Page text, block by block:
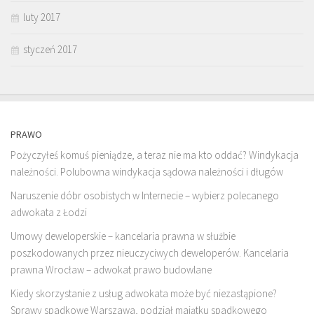
luty 2017
styczeń 2017
PRAWO
Pożyczyłeś komuś pieniądze, a teraz nie ma kto oddać? Windykacja
należności. Polubowna windykacja sądowa należności i długów
Naruszenie dóbr osobistych w Internecie – wybierz polecanego
adwokata z Łodzi
Umowy deweloperskie – kancelaria prawna w służbie
poszkodowanych przez nieuczyciwych deweloperów. Kancelaria
prawna Wrocław – adwokat prawo budowlane
Kiedy skorzystanie z usług adwokata może być niezastąpione?
Sprawy spadkowe Warszawa, podział majątku spadkowego